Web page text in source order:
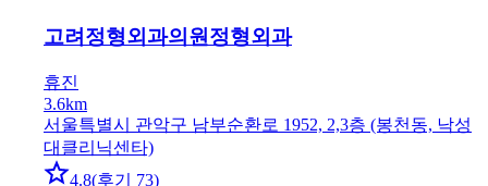
고려정형외과의원 정형외과
휴진
3.6km
서울특별시 관악구 남부순환로 1952, 2,3층 (봉천동, 낙성
대클리닉센타)
4.8(후기 73)